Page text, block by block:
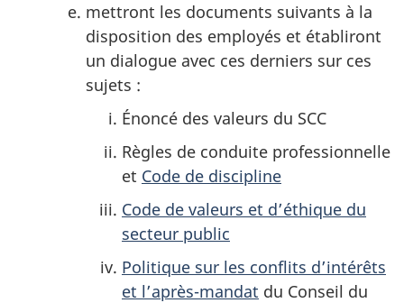
mettront les documents suivants à la
disposition des employés et établiront
un dialogue avec ces derniers sur ces
sujets :
Énoncé des valeurs du SCC
Règles de conduite professionnelle
et Code de discipline
Code de valeurs et d’éthique du
secteur public
Politique sur les conflits d’intérêts
et l’après-mandat du Conseil du